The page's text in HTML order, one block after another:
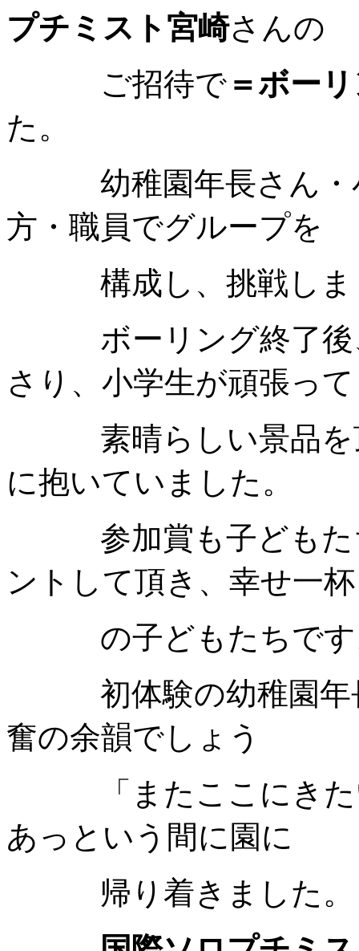
プチミスト宮崎さんの
ご招待で ＝ボー
た。
幼稚園年長さん・小
方・職員でグループを
構成し、挑戦しま
ボーリング終了後、
さり、小学生が頑張って
素晴らしい景品を頂
に抱いていました。
参加賞も子どもたち
ントして頂き、幸せ一杯
の子どもたちです
初体験の幼稚園年長
奮の余韻でしょう
「またここにきたい
あっという間に園に
帰り着きました。